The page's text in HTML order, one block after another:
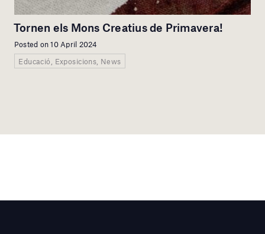
Tornen els Mons Creatius de Primavera!
Posted on 10 April 2024
Educació, Exposicions, News